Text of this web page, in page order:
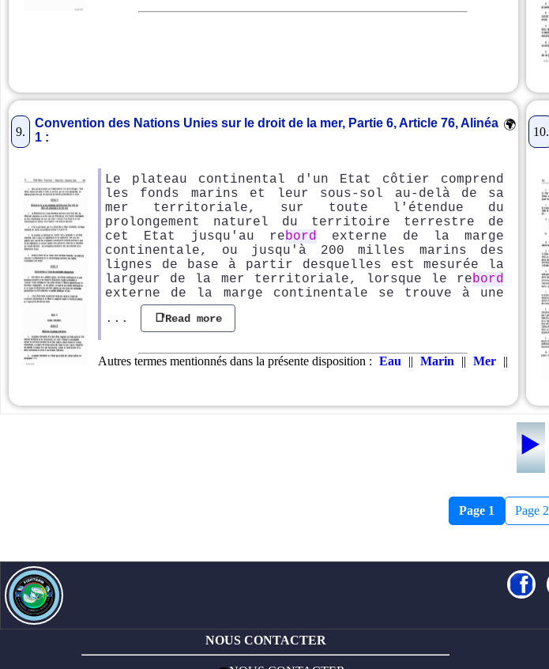
9.
Convention des Nations Unies sur le droit de la mer, Partie 6, Article 76, Alinéa
1 :
🌍
Le plateau continental d'un Etat côtier comprend
les fonds marins et leur sous-sol au-delà de sa
mer territoriale, sur toute l'étendue du
prolongement naturel du territoire terrestre de
cet Etat jusqu'au rebord externe de la marge
continentale, ou jusqu'à 200 milles marins des
lignes de base à partir desquelles est mesurée la
largeur de la mer territoriale, lorsque le rebord
externe de la marge continentale se trouve à une
...
📑Read more
Autres termes mentionnés dans la présente disposition : Eau || Marin || Mer ||
10.
▶️
Page 1 Page 2
NOUS CONTACTER